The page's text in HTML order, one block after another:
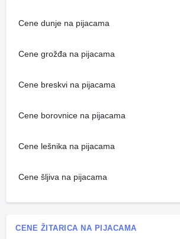
Cene dunje na pijacama
Cene grožđa na pijacama
Cene breskvi na pijacama
Cene borovnice na pijacama
Cene lešnika na pijacama
Cene šljiva na pijacama
CENE ŽITARICA NA PIJACAMA